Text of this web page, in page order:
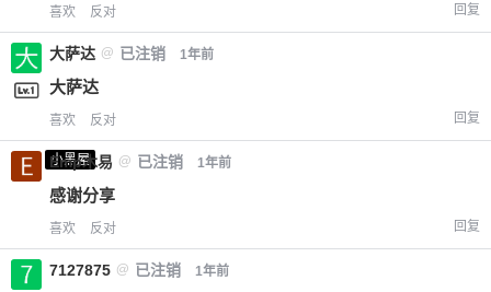
喜欢 反对 回复
大萨达 @ 已注销 1年前
大萨达
喜欢 反对 回复
小黑屋
Emp木易 @ 已注销 1年前
感谢分享
喜欢 反对 回复
7127875 @ 已注销 1年前